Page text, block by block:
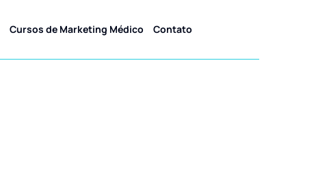
Cursos de Marketing Médico Contato